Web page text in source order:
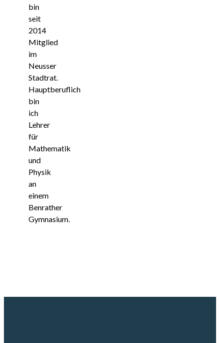
bin
seit
2014
Mitglied
im
Neusser
Stadtrat.
Hauptberuflich
bin
ich
Lehrer
für
Mathematik
und
Physik
an
einem
Benrather
Gymnasium.